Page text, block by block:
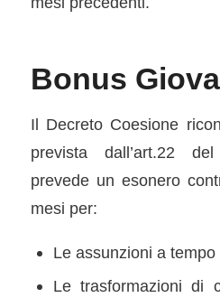
Bonus
Il Decreto Coesione
prevista dall’art.22
prevede un esonero
mesi per:
Le assunzioni a tempo
Le trasformazioni di